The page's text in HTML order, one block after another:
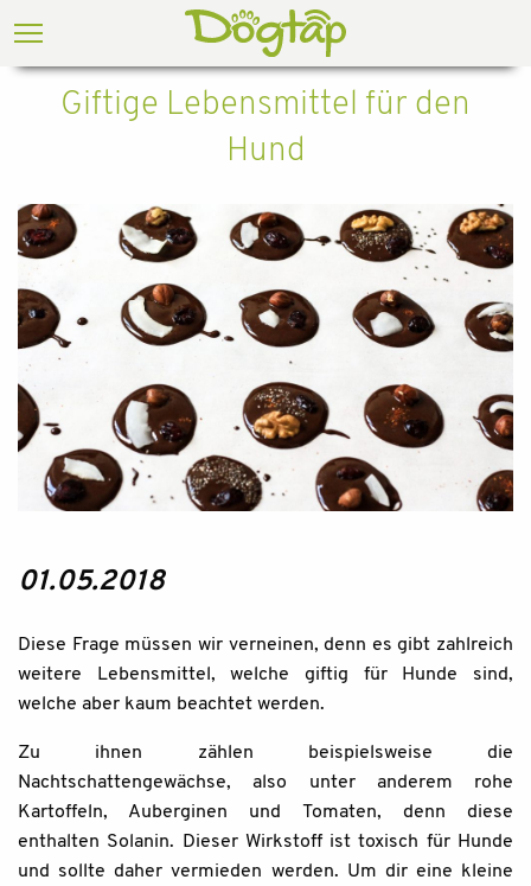
Giftige Lebensmittel für den
Hund
01.05.2018
Diese Frage müssen wir verneinen, denn es gibt zahlreich
weitere Lebensmittel, welche giftig für Hunde sind,
welche aber kaum beachtet werden.
Zu ihnen zählen beispielsweise die
Nachtschattengewächse, also unter anderem rohe
Kartoffeln, Auberginen und Tomaten, denn diese
enthalten Solanin. Dieser Wirkstoff ist toxisch für Hunde
und sollte daher vermieden werden. Um dir eine kleine